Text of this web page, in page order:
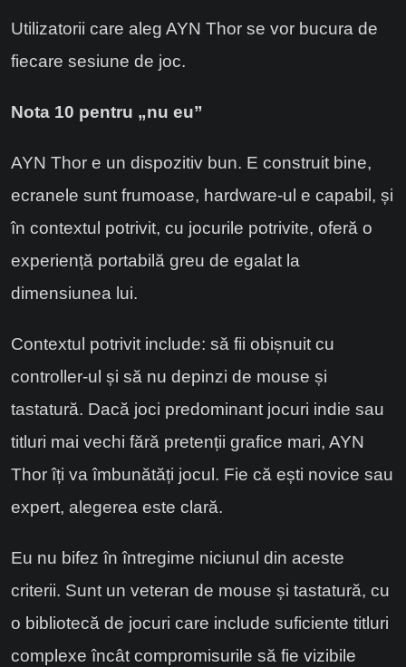
Utilizatorii care aleg AYN Thor se vor bucura de
fiecare sesiune de joc.
Nota 10 pentru „nu eu”
AYN Thor e un dispozitiv bun. E construit bine,
ecranele sunt frumoase, hardware-ul e capabil, și
în contextul potrivit, cu jocurile potrivite, oferă o
experiență portabilă greu de egalat la
dimensiunea lui.
Contextul potrivit include: să fii obișnuit cu
controller-ul și să nu depinzi de mouse și
tastatură. Dacă joci predominant jocuri indie sau
titluri mai vechi fără pretenții grafice mari, AYN
Thor îți va îmbunătăți jocul. Fie că ești novice sau
expert, alegerea este clară.
Eu nu bifez în întregime niciunul din aceste
criterii. Sunt un veteran de mouse și tastatură, cu
o bibliotecă de jocuri care include suficiente titluri
complexe încât compromisurile să fie vizibile